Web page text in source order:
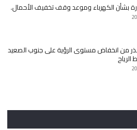
بشأن الكهرباء وموعد وقف تخفيف الأحمال.
من انخفاض مستوى الرؤية على جنوب الصعيد
الرياح